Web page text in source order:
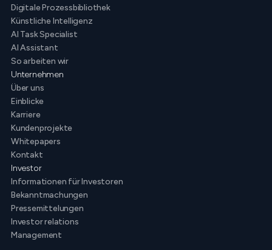
Digitale Prozessbibliothek
Künstliche Intelligenz
AI Task Specialist
AI Assistant
So arbeiten wir
Unternehmen
Über uns
Einblicke
Karriere
Kundenprojekte
Whitepapers
Kontakt
Investor
Informationen für Investoren
Bekanntmachungen
Pressemittelungen
Investor relations
Management